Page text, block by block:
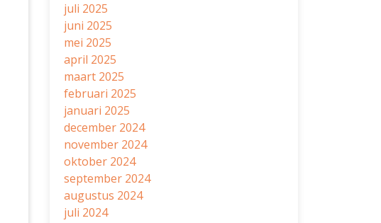
juli 2025
juni 2025
mei 2025
april 2025
maart 2025
februari 2025
januari 2025
december 2024
november 2024
oktober 2024
september 2024
augustus 2024
juli 2024